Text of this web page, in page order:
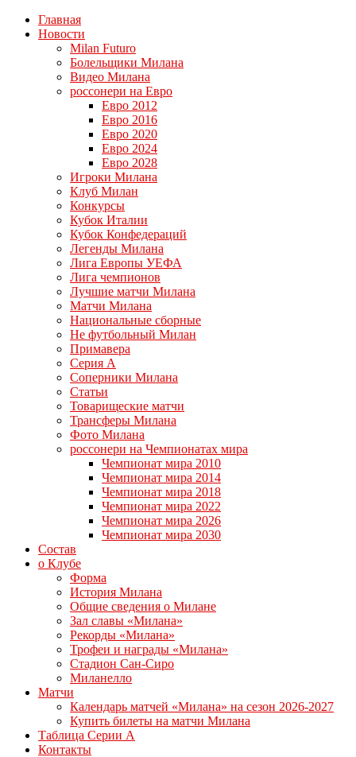
Главная
Новости
Milan Futuro
Болельщики Милана
Видео Милана
россонери на Евро
Евро 2012
Евро 2016
Евро 2020
Евро 2024
Евро 2028
Игроки Милана
Клуб Милан
Конкурсы
Кубок Италии
Кубок Конфедераций
Легенды Милана
Лига Европы УЕФА
Лига чемпионов
Лучшие матчи Милана
Матчи Милана
Национальные сборные
Не футбольный Милан
Примавера
Серия А
Соперники Милана
Статьи
Товарищеские матчи
Трансферы Милана
Фото Милана
россонери на Чемпионатах мира
Чемпионат мира 2010
Чемпионат мира 2014
Чемпионат мира 2018
Чемпионат мира 2022
Чемпионат мира 2026
Чемпионат мира 2030
Состав
о Клубе
Форма
История Милана
Общие сведения о Милане
Зал славы «Милана»
Рекорды «Милана»
Трофеи и награды «Милана»
Стадион Сан-Сиро
Миланелло
Матчи
Календарь матчей «Милана» на сезон 2026-2027
Купить билеты на матчи Милана
Таблица Серии А
Контакты